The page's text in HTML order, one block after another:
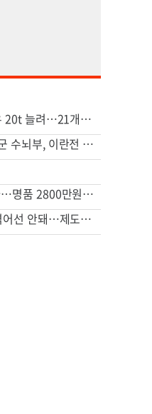
中인민은행, 지난달 금 보유 20t 늘려…21개월 연속 증가세
공습 한계, 탄약 고갈…"미군 수뇌부, 이란전 출구전략 모색중"
서울 백화점 20차례 털었다…명품 2800만원어치 훔친 중국인
李 “청년들 ‘결혼 페널티’ 겪어선 안돼…제도상 불이익 면밀 조사”